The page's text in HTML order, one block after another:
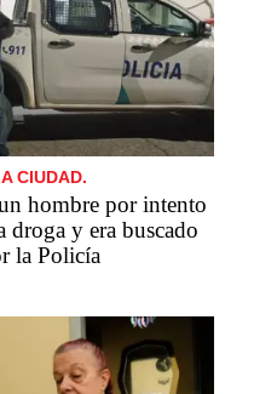
CIUDAD.
hombre por intento
droga y era buscado
la Policía